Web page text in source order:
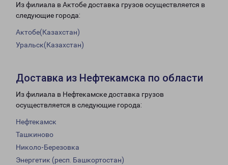
Из филиала в Актобе доставка грузов осуществляется в
следующие города:
Актобе(Казахстан)
Уральск(Казахстан)
Доставка из Нефтекамска по области
Из филиала в Нефтекамске доставка грузов
осуществляется в следующие города:
Нефтекамск
Ташкиново
Николо-Березовка
Энергетик (респ. Башкортостан)